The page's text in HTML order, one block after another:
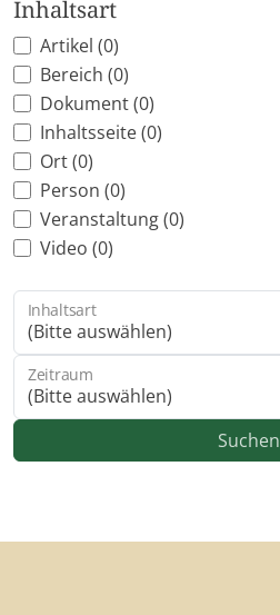
Inhaltsart
Artikel (0)
Bereich (0)
Dokument (0)
Inhaltsseite (0)
Ort (0)
Person (0)
Veranstaltung (0)
Video (0)
(Bitte auswählen)
Inhaltsart
(Bitte auswählen)
Zeitraum
Suchen